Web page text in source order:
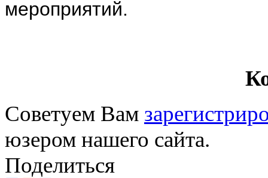
мероприятий.
Советуем Вам
юзером нашего сайта.
Поделиться